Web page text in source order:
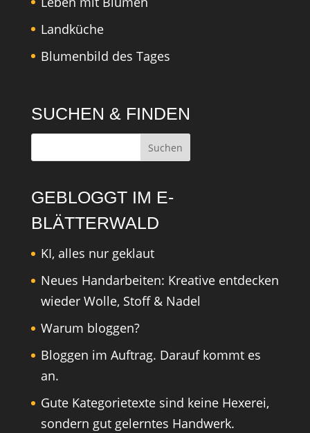
Landküche
Blumenbild des Tages
SUCHEN & FINDEN
GEBLOGGT IM E-
BLÄTTERWALD
KI, alles nur geklaut
Neues Handarbeiten: Kreative entdecken
wieder Wolle, Stoff & Nadel
Warum bloggen?
Bloggen im Auftrag. Darauf kommt es
an.
Gute Kategorietexte sind keine Hexerei,
sondern gut gelerntes Handwerk.